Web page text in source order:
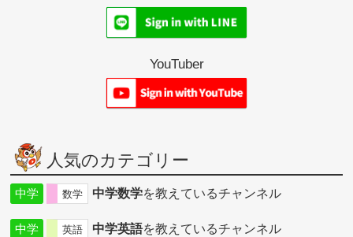
YouTuber
人気のカテゴリー
中学 数学 中学数学を教えているチャンネル
中学 英語 中学英語を教えているチャンネル